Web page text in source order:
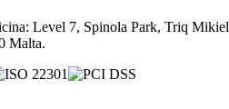
Level 7, Spinola Park, Triq Mikiel
Malta.